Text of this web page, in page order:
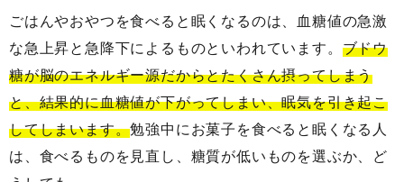
ごはんやおやつを食べると眠くなるのは、血糖値の急激
な急上昇と急降下によるものといわれています。 ブドウ
糖が脳のエネルギー源だからとたくさん摂ってしまう
と、結果的に血糖値が下がってしまい、眠気を引き起こ
してしまいます。勉強中にお菓子を食べると眠くなる人
は、食べるものを見直し、糖質が低いものを選ぶか、ど